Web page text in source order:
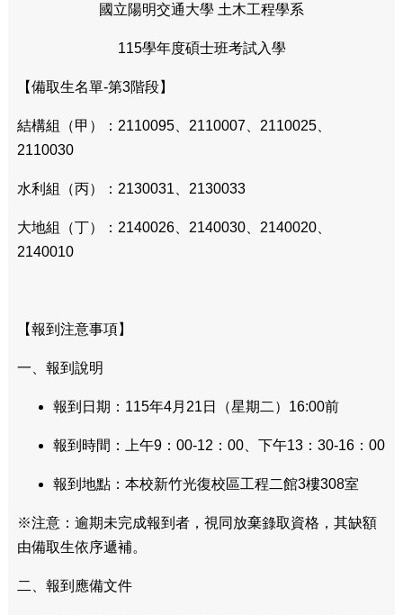
國立陽明交通大學 土木工程學系
115學年度碩士班考試入學
【備取生名單-第3階段】
結構組（甲）：2110095、2110007、2110025、
2110030
水利組（丙）：2130031、2130033
大地組（丁）：2140026、2140030、2140020、
2140010
【報到注意事項】
一、報到說明
報到日期：115年4月21日（星期二）16:00前
報到時間：上午9：00-12：00、下午13：30-16：00
報到地點：本校新竹光復校區工程二館3樓308室
※注意：逾期未完成報到者，視同放棄錄取資格，其缺額
由備取生依序遞補。
二、報到應備文件